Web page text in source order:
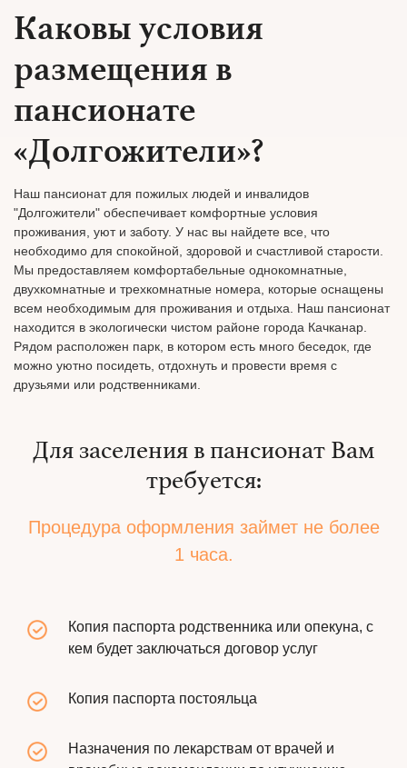
Каковы условия
размещения в
пансионате
«Долгожители»?
Наш пансионат для пожилых людей и инвалидов
"Долгожители" обеспечивает комфортные условия
проживания, уют и заботу. У нас вы найдете все, что
необходимо для спокойной, здоровой и счастливой старости.
Мы предоставляем комфортабельные однокомнатные,
двухкомнатные и трехкомнатные номера, которые оснащены
всем необходимым для проживания и отдыха. Наш пансионат
находится в экологически чистом районе города Качканар.
Рядом расположен парк, в котором есть много беседок, где
можно уютно посидеть, отдохнуть и провести время с
друзьями или родственниками.
Для заселения в пансионат Вам
требуется:
Процедура оформления займет не более
1 часа.
Копия паспорта родственника или опекуна, с
кем будет заключаться договор услуг
Копия паспорта постояльца
Назначения по лекарствам от врачей и